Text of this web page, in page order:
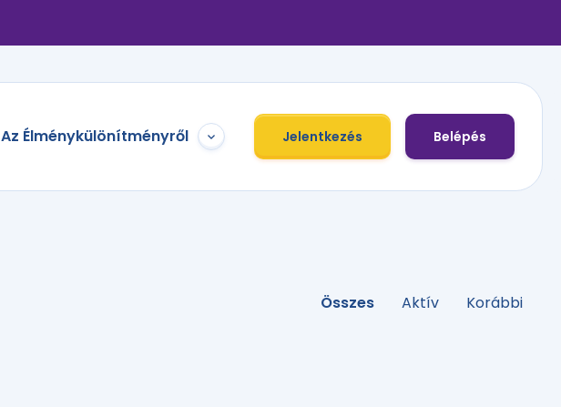
Az Élménykülönítményről Jelentkezés Belépés
Összes Aktív Korábbi